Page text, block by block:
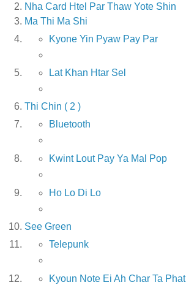
Nha Card Htel Par Thaw Yote Shin
Ma Thi Ma Shi
Kyone Yin Pyaw Pay Par
Lat Khan Htar Sel
Thi Chin ( 2 )
Bluetooth
Kwint Lout Pay Ya Mal Pop
Ho Lo Di Lo
See Green
Telepunk
Kyoun Note Ei Ah Char Ta Phat